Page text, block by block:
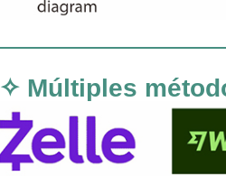
✧ Múltiples